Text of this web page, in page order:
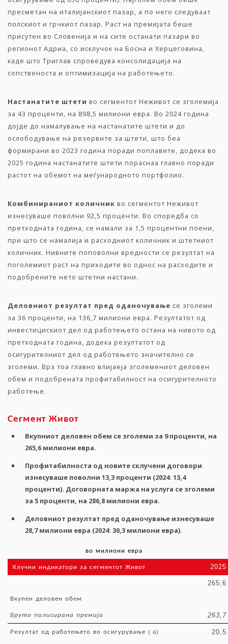
пресметан на италијанскиот пазар, а по него следуваат
полскиот и грчкиот пазар. Раст на премијата беше
присутен во Словенија и на сите останати пазари во
регионот Адриа, со исклучок на Босна и Херцеговина,
каде што Триглав спроведува консолидација на
сопственоста и оптимизација на работењето.
Настанатите штети во сегментот Неживот се зголемија
за 43 проценти, на 898,5 милиони евра. Во 2024 година
дојде до намалување на настанатите штети и до
ослободување на резервите за штети, што беа
формирани во 2023 година поради поплавите, додека во
2025 година настанатите штети пораснаа главно поради
растот на обемот на меѓународното портфолио.
Комбинираниот количник во сегментот Неживот
изнесуваше поволни 92,5 проценти. Во споредба со
претходната година, се намали за 1,5 процентни поени,
при што се намалија и расходниот количник и штетниот
количник. Нивните поповолни вредности се резултат на
поголемиот раст на приходите во однос на расходите и
подобрените нето штетни настани.
Деловниот резултат пред оданочување се зголеми
за 36 проценти, на 136,7 милиони евра. Резултатот од
инвестицискиот дел од работењето остана на нивото од
претходната година, додека резултатот од
осигурителниот дел од работењето значително се
зголеми. Врз тоа главно влијаеја зголемениот деловен
обем и подобрената профитабилност на осигурителното
работење.
Сегмент Живот
Вкупниот деловен обем се зголеми за 9проценти, на
265,6 милиони евра.
Профитабилноста од новите склучени договори
изнесуваше поволни 13,3 проценти (2024: 13,4
проценти). Договорната маржа на услуга се зголеми
за 5 проценти, на 286,8 милиони евра.
Деловниот резултат пред оданочување изнесуваше
28,7милиони евра (2024: 30,3 милиони евра).
во милиони евра
Клучни индикатори за сегментот Живот 2025
Вкупен деловен обем
265,6
Бруто полисирана премија 263,7
Резултат од работењето во осигурување ( a) 20,5